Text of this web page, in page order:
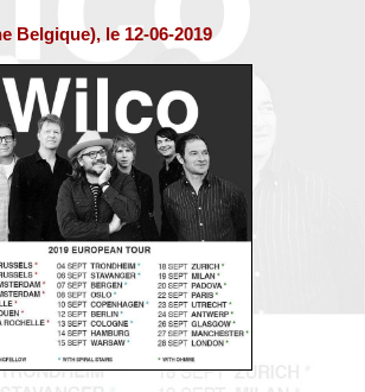
Belgique), le 12-06-2019